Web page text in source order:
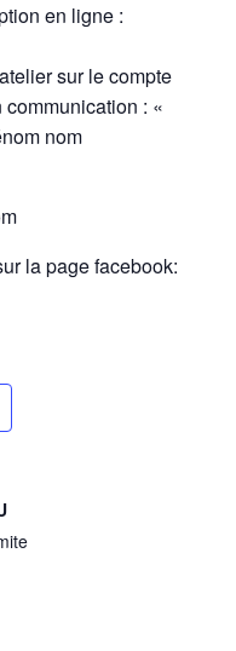
en ligne :
sur le compte
: «
nom
la page facebook: